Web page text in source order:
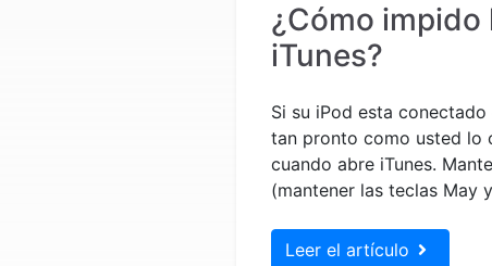
¿Cómo
iTunes?
Si su iPod esta
tan pronto como usted lo
cuando abre iTunes.
(mantener las teclas May
Leer el artículo